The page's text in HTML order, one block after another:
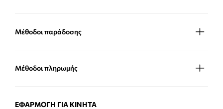
Μέθοδοι παράδοσης
Μέθοδοι πληρωμής
ΕΦΑΡΜΟΓΉ ΓΙΑ ΚΙΝΗΤΆ